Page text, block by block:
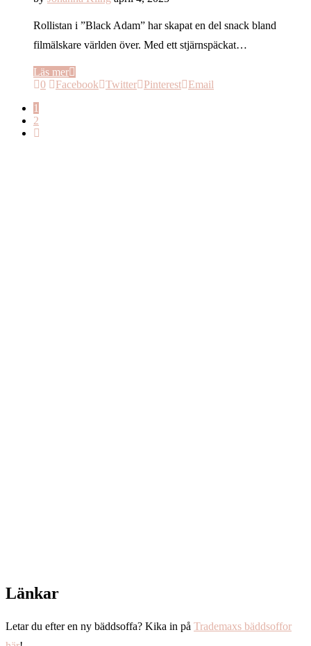
Rollistan i ”Black Adam” har skapat en del snack bland
filmälskare världen över. Med ett stjärnspäckat…
Läs mer
0
Facebook Twitter Pinterest
Email
1
2
Länkar
Letar du efter en ny bäddsoffa? Kika in på Trademaxs bäddsoffor